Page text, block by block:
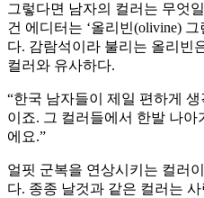
그렇다면 남자의 컬러는 무엇
건 에디터는 ‘올리빈(olivine)
다. 감람석이라 불리는 올리빈
컬러와 유사하다.
“한국 남자들이 제일 편하게
이죠. 그 컬러들에서 한발 나아
에요.”
얼핏 군복을 연상시키는 컬러
다. 종종 날것과 같은 컬러는